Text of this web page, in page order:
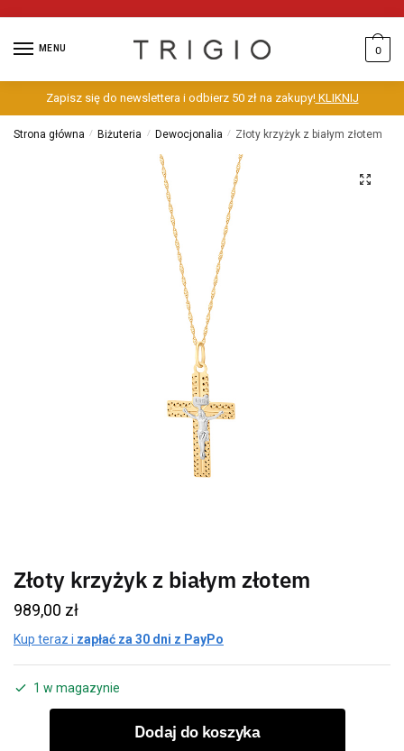
MENU 0
Zapisz się do newslettera i odbierz 50 zł na zakupy!KLIKNIJ
Strona główna / Biżuteria / Dewocjonalia / Złoty krzyżyk z białym złotem
Złoty krzyżyk z białym złotem
989,00 zł
Kup teraz i zapłać za 30 dni z PayPo
1 w magazynie
Dodaj do koszyka